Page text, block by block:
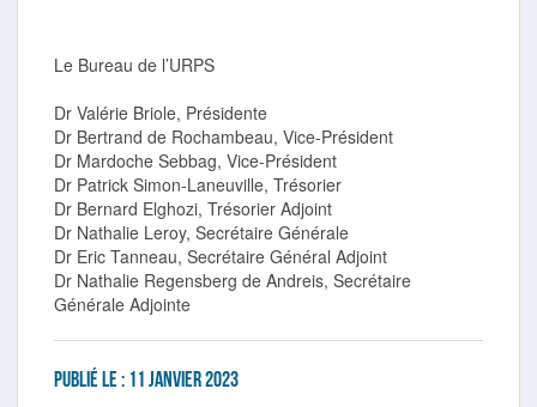
Le Bureau de l’URPS
Dr Valérie Briole, Présidente
Dr Bertrand de Rochambeau, Vice-Président
Dr Mardoche Sebbag, Vice-Président
Dr Patrick Simon-Laneuville, Trésorier
Dr Bernard Elghozi, Trésorier Adjoint
Dr Nathalie Leroy, Secrétaire Générale
Dr Eric Tanneau, Secrétaire Général Adjoint
Dr Nathalie Regensberg de Andreis, Secrétaire
Générale Adjointe
Publié le : 11 janvier 2023